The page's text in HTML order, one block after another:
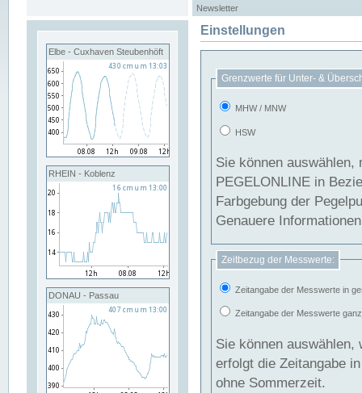
Newsletter
Elbe - Cuxhaven Steubenhöft
RHEIN - Koblenz
DONAU - Passau
Einstellungen
Grenzwerte für Unter- &
MHW / MNW
HSW
Sie können
PEGELONLINE in Beziehung
Farbgebung der
Genauere
Zeitbezug der Messwerte:
Zeitangabe der Messwerte in
Zeitangabe der Messwerte
Sie können auswählen,
erfolgt die Zeitangabe
ohne Sommerzeit.